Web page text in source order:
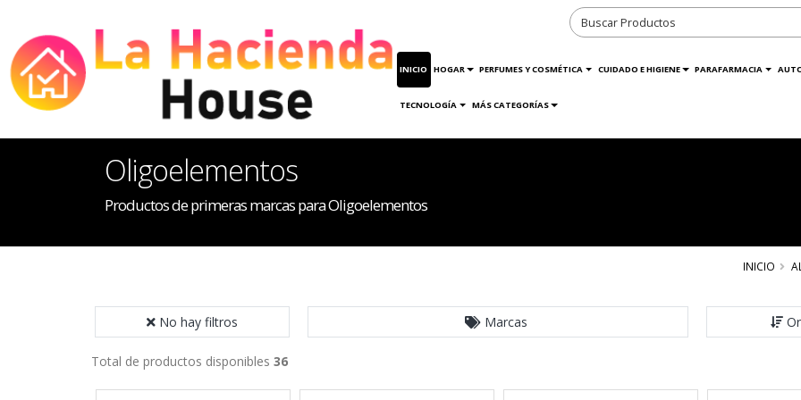
INICIO HOGAR PERFUMES Y COSMÉTICA CUIDADO E HIGIENE PARAFARMACIA
TECNOLOGÍA MÁS CATEGORÍAS
Oligoelementos
Productos de primeras marcas para Oligoelementos
INICIO
No hay filtros Marcas
Total de productos disponibles 36